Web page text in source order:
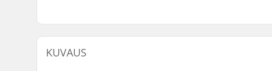
KUVAUS